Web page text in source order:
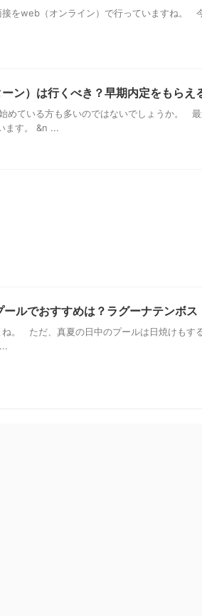
をweb（オンライン）で行っていますね。
ン）は行くべき？早期内定をもらえ
ている方も多いのではないでしょうか。
ます。 &n ...
ルでおすすめは？ラグーナテンボス
。 ただ、真夏の日中のプールは日焼けもす